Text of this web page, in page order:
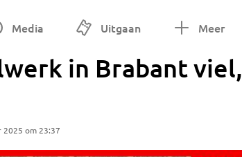
Media Uitgaan Meer
in Brabant viel,
2025 om 23:37